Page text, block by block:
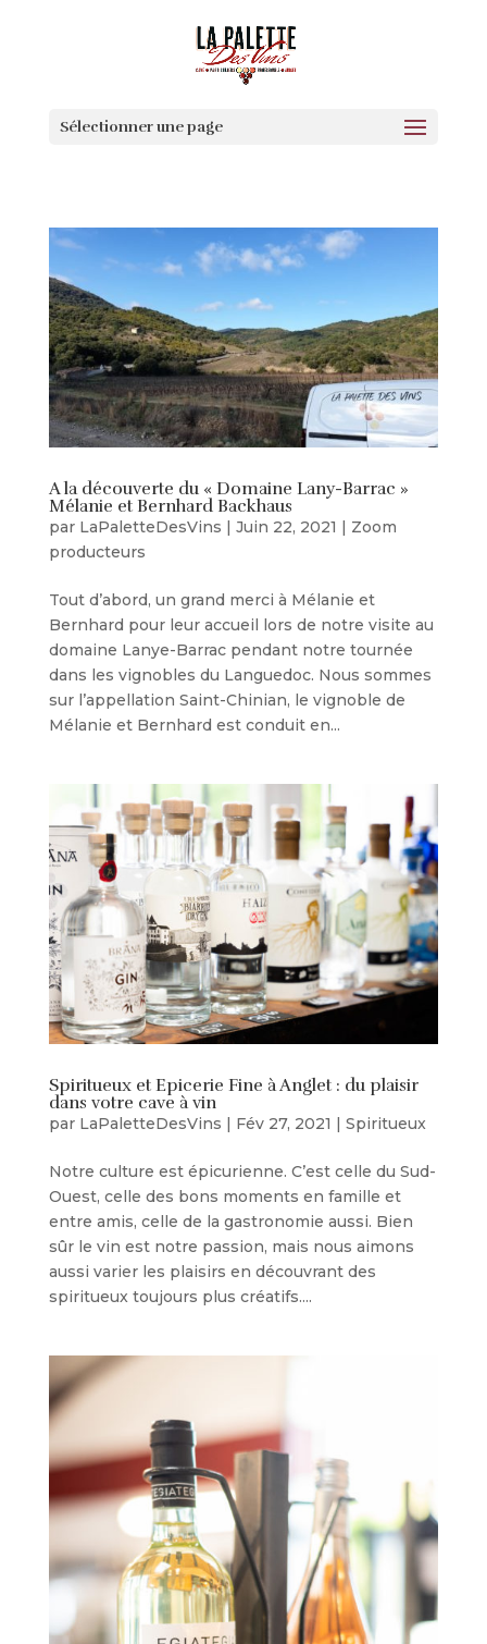
Sélectionner une page
A la découverte du « Domaine Lany-Barrac »
Mélanie et Bernhard Backhaus
par LaPaletteDesVins | Juin 22, 2021 | Zoom
producteurs
Tout d’abord, un grand merci à Mélanie et
Bernhard pour leur accueil lors de notre visite au
domaine Lanye-Barrac pendant notre tournée
dans les vignobles du Languedoc. Nous sommes
sur l’appellation Saint-Chinian, le vignoble de
Mélanie et Bernhard est conduit en...
Spiritueux et Epicerie Fine à Anglet : du plaisir
dans votre cave à vin
par LaPaletteDesVins | Fév 27, 2021 | Spiritueux
Notre culture est épicurienne. C’est celle du Sud-
Ouest, celle des bons moments en famille et
entre amis, celle de la gastronomie aussi. Bien
sûr le vin est notre passion, mais nous aimons
aussi varier les plaisirs en découvrant des
spiritueux toujours plus créatifs....